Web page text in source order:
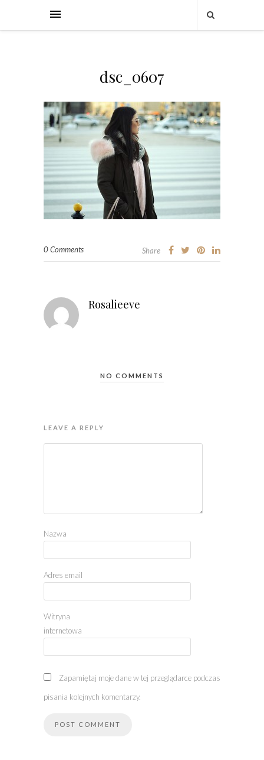
dsc_0607
0 Comments Share
Rosalieeve
NO COMMENTS
LEAVE A REPLY
Nazwa
Adres email
Witryna
internetowa
Zapamiętaj moje dane w tej przeglądarce podczas
pisania kolejnych komentarzy.